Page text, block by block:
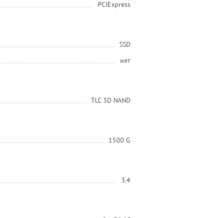
PCIExpress
SSD
нет
TLC 3D NAND
1500 G
3.4